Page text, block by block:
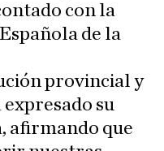
con la
de la
provincial y
expresado su
afirmando que